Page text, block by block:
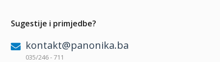
Sugestije i primjedbe?
kontakt@panonika.ba
035/246 - 711